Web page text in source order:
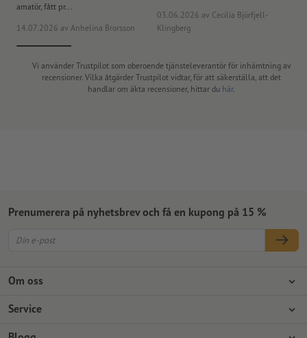
amatör, fått pr...
14.07.2026 av Anhelina Brorsson
03.06.2026 av Cecilia Björfjell-
Klingberg
Vi använder Trustpilot som oberoende tjänsteleverantör för inhämtning av
recensioner. Vilka åtgärder Trustpilot vidtar, för att säkerställa, att det
handlar om äkta recensioner, hittar du här.
Om oss
Företag
Service
Betalningsalternativ
Prenumerera på nyhetsbrev och få en kupong på 15 %